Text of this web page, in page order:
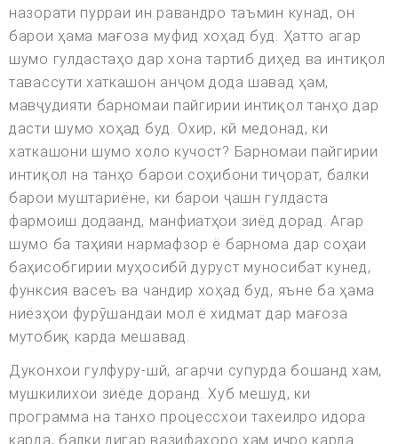
назорати пурраи ин равандро таъмин кунад, он
барои ҳама мағоза муфид хоҳад буд. Ҳатто агар
шумо гулдастаҳо дар хона тартиб диҳед ва интиқол
тавассути хаткашон анҷом дода шавад ҳам,
мавҷудияти барномаи пайгирии интиқол танҳо дар
дасти шумо хоҳад буд. Охир, кй медонад, ки
хаткашони шумо холо кучост? Барномаи пайгирии
интиқол на танҳо барои соҳибони тиҷорат, балки
барои муштариёне, ки барои ҷашн гулдаста
фармоиш додаанд, манфиатҳои зиёд дорад. Агар
шумо ба таҳияи нармафзор ё барнома дар соҳаи
баҳисобгирии муҳосибӣ дуруст муносибат кунед,
функсия васеъ ва чандир хоҳад буд, яъне ба ҳама
ниёзҳои фурӯшандаи мол ё хидмат дар мағоза
мутобиқ карда мешавад.
Дуконхои гулфуру-шй, агарчи супурда бошанд хам,
мушкилихои зиёде доранд. Хуб мешуд, ки
программа на танхо процессхои тахеилро идора
карда, балки дигар вазифахоро хам ичро карда